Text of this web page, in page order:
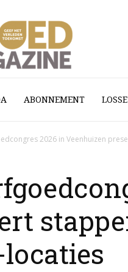
ABONNEMENT
2026 in Veenhuizen
locaties